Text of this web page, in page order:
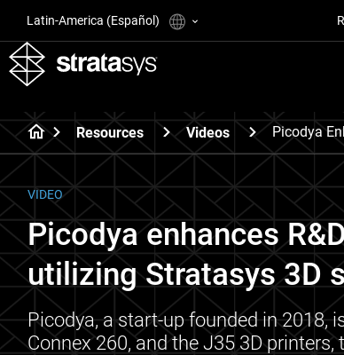
Latin-America (Español)
Resources Videos Picodya
VIDEO
Picodya enhances
utilizing Stratasys 3D
Picodya, a start-up founded in 2018,
Connex 260, and the J35 3D